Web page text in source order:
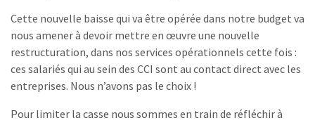
Cette nouvelle baisse qui va être opérée dans notre budget va
nous amener à devoir mettre en œuvre une nouvelle
restructuration, dans nos services opérationnels cette fois :
ces salariés qui au sein des CCI sont au contact direct avec les
entreprises. Nous n’avons pas le choix !
Pour limiter la casse nous sommes en train de réfléchir à